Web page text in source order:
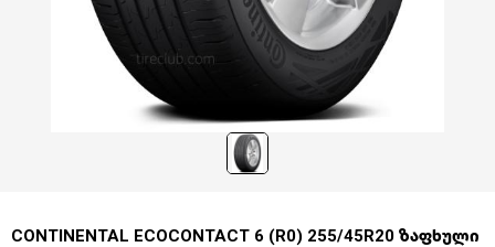
CONTINENTAL ECOCONTACT 6 (R0) 255/45R20 ზაფხული